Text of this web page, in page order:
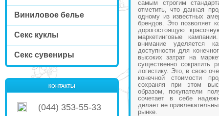
Виниловое белье
Секс куклы
Секс сувениры
КОНТАКТЫ
(044) 353-55-33
самым строгим
отметить, что данная
одному из известных
брендов. Это позволяет
дорогостоящую
маркетинговые
внимание уделяется
доступности для
высоких затрат на
существенно сократить
логистику. Это, в свою
конечной стоимости
сохраняя при этом
образом, покупатели
сочетает в себе
делает ее
рынке.